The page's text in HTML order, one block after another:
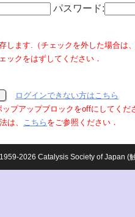
パスワード:
します.（チェックを外した場合は
ックをはずしてください．
ログインできない方はこちら
プアップブロックをoffにしてくだ
は、 こちら をご参照ください．
2026 Catalysis Society of Japan (